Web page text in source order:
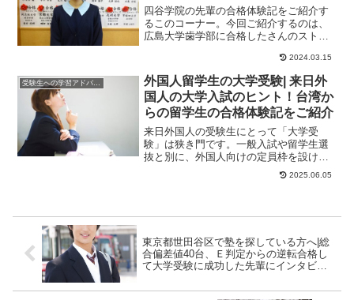
受験予備校四谷学院
四谷学院の先輩の合格体験記をご紹介す
るこのコーナー。今回ご紹介するのは、
広島大学歯学部に合格したさんのストー
2024.03.15
外国人留学生の大学受験| 来日外
国人の大学入試のヒント！台湾か
らの留学生の合格体験記をご紹介
来日外国人の受験生にとって「大学受
験」は狭き門です。一般入試や留学生選
抜と別に、外国人向けの定員枠を設けて
いる大学はわずか1校、という報道も出て
2025.06.05
東京都世田谷区で塾を探している方へ|総
合偏差値40台、Ｅ判定からの逆転合格し
て大学受験に成功した先輩にインタビュ